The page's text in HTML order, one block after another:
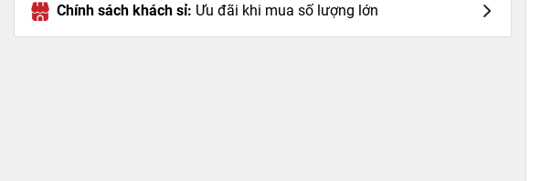
Chính sách khách sỉ: Ưu đãi khi mua số lượng lớn